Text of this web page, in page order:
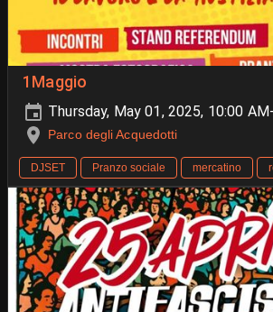
1Maggio
Thursday, May 01, 2025, 10:00
Parco degli Acquedotti
DJSET Pranzo sociale mercatino